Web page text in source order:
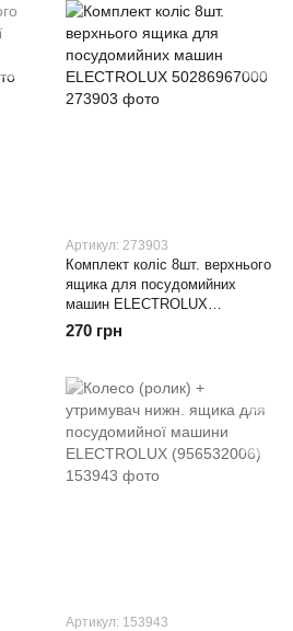
Артикул: 273903
Комплект коліс 8шт. верхнього
ящика для посудомийних
машин ELECTROLUX
50286967000
270 грн
Артикул: 153943